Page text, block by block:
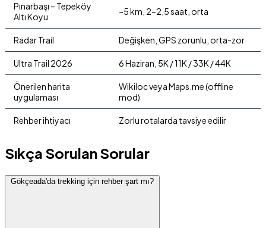
Pınarbaşı – Tepeköy
Altı Koyu
~5 km, 2–2,5 saat, orta
Radar Trail Değişken, GPS zorunlu, orta-zor
Ultra Trail 2026 6 Haziran, 5K / 11K / 33K / 44K
Önerilen harita
uygulaması
Wikiloc veya Maps.me (offline
mod)
Rehber ihtiyacı Zorlu rotalarda tavsiye edilir
Sıkça Sorulan Sorular
Gökçeada'da trekking için rehber şart mı?